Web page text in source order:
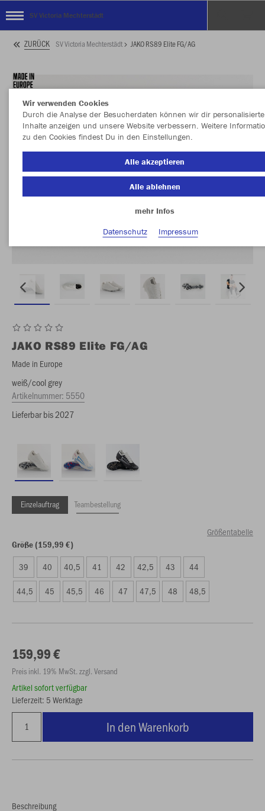
SV Victoria Mechterstädt
ZURÜCK SV Victoria Mechterstädt JAKO RS89 Elite FG/AG
JAKO RS89 Elite FG/AG
Made in Europe
weiß/cool grey
Artikelnummer: 5550
Lieferbar bis 2027
Einzelauftrag Teambestellung
Größentabelle
Größe (159,99 €)
39 40 40,5 41 42 42,5 43 44
44,5 45 45,5 46 47 47,5 48 48,5
159,99 €
Preis inkl. 19% MwSt. zzgl. Versand
Artikel sofort verfügbar
Lieferzeit: 5 Werktage
In den Warenkorb
Beschreibung
Wir verwenden Cookies
Durch die Analyse der Besucherdaten können wir dir personalisierte
Inhalte anzeigen und unsere Website verbessern. Weitere
zu den Cookies findest Du in den Einstellungen.
Alle akzeptieren
Alle ablehnen
mehr Infos
Datenschutz
Impressum